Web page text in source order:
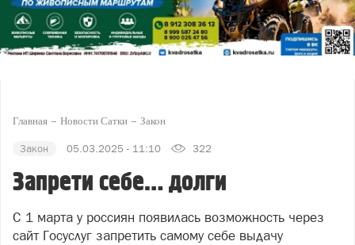
Главная Новости Сатки Закон
Закон 05.03.2025 - 11:10 322
Запрети себе… долги
С 1 марта у россиян появилась возможность через
сайт Госуслуг запретить самому себе выдачу